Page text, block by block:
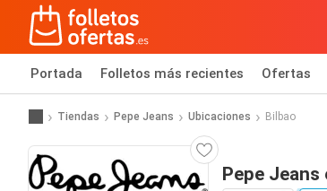
Portada Folletos más recientes Ofertas
Tiendas Pepe Jeans Ubicaciones Bilbao
Pepe Jeans